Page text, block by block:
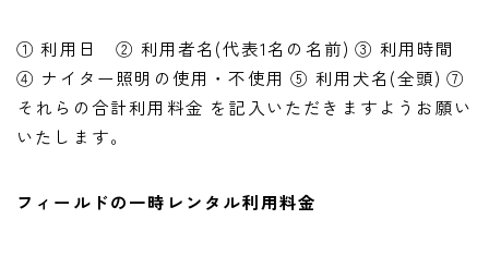
① 利用日 ② 利用者名(代表1名の名前) ③ 利用時間
④ ナイター照明の使用・不使用 ⑤ 利用犬名(全頭) ⑦
それらの合計利用料金 を記入いただきますようお願い
いたします。
フィールドの一時レンタル利用料金